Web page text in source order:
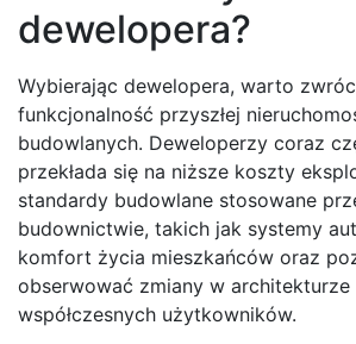
dewelopera?
Wybierając dewelopera, warto
funkcjonalność przyszłej
budowlanych. Deweloperzy coraz
przekłada się na niższe koszty
standardy budowlane stosowane
budownictwie, takich jak systemy
komfort życia mieszkańców oraz
obserwować zmiany w
współczesnych użytkowników.